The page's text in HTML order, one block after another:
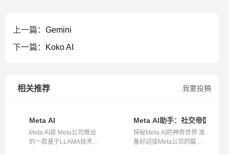
上一篇： Gemini
下一篇：
Koko AI
我要投稿
相关推荐
Meta AI
Meta AI是 Meta公司推出
的一款基于LLAMA技术的
Meta AI助手：社交帝国中的
探秘Meta AI的神奇世界 准
备好迎接Meta公司的最新